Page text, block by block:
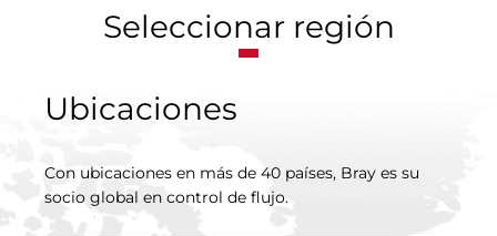
Seleccionar región
Ubicaciones
Con ubicaciones en más de 40 países, Bray es su
socio global en control de flujo.